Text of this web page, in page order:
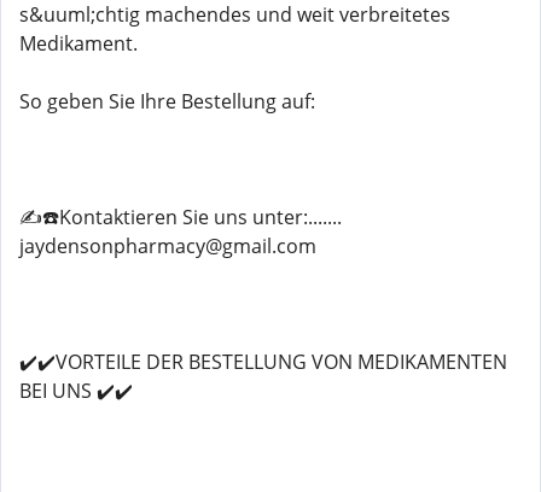
s&uuml;chtig machendes und weit verbreitetes
Medikament.
So geben Sie Ihre Bestellung auf:
✍️☎️Kontaktieren Sie uns unter:.......
jaydensonpharmacy@gmail.com
✔️✔️VORTEILE DER BESTELLUNG VON MEDIKAMENTEN
BEI UNS ✔️✔️